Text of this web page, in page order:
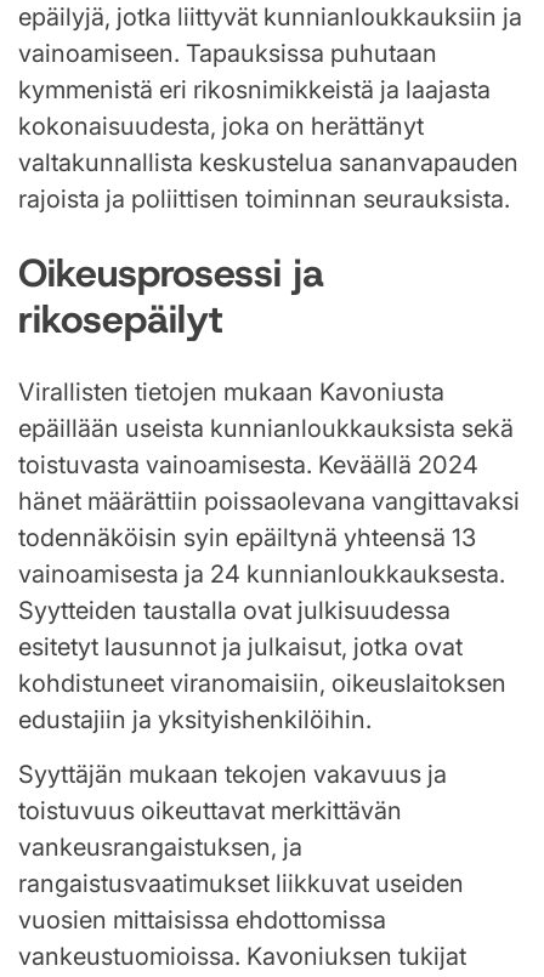
epäilyjä, jotka liittyvät kunnianloukkauksiin ja
vainoamiseen. Tapauksissa puhutaan
kymmenistä eri rikosnimikkeistä ja laajasta
kokonaisuudesta, joka on herättänyt
valtakunnallista keskustelua sananvapauden
rajoista ja poliittisen toiminnan seurauksista.
Oikeusprosessi ja
rikosepäilyt
Virallisten tietojen mukaan Kavoniusta
epäillään useista kunnianloukkauksista sekä
toistuvasta vainoamisesta. Keväällä 2024
hänet määrättiin poissaolevana vangittavaksi
todennäköisin syin epäiltynä yhteensä 13
vainoamisesta ja 24 kunnianloukkauksesta.
Syytteiden taustalla ovat julkisuudessa
esitetyt lausunnot ja julkaisut, jotka ovat
kohdistuneet viranomaisiin, oikeuslaitoksen
edustajiin ja yksityishenkilöihin.
Syyttäjän mukaan tekojen vakavuus ja
toistuvuus oikeuttavat merkittävän
vankeusrangaistuksen, ja
rangaistusvaatimukset liikkuvat useiden
vuosien mittaisissa ehdottomissa
vankeustuomioissa. Kavoniuksen tukijat